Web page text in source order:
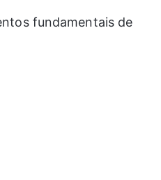
fundamentais de